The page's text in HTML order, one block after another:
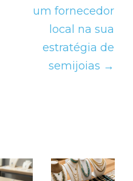
um fornecedor
local na sua
estratégia de
semijoias →